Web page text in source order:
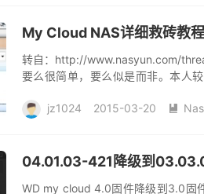
My Cloud NAS详细救砖教
转自：http://www.nasyun.com/
要么很简单，要么似是而非。本人
jz1024 2015-03-20  Nas
04.01.03-421降级到
WD my cloud 4.0固件降级到3.0固